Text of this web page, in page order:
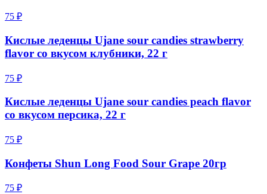
75 ₽
Кислые леденцы Ujane sour candies strawberry
flavor со вкусом клубники, 22 г
75 ₽
Кислые леденцы Ujane sour candies peach flavor
со вкусом персика, 22 г
75 ₽
Конфеты Shun Long Food Sour Grape 20гр
75 ₽